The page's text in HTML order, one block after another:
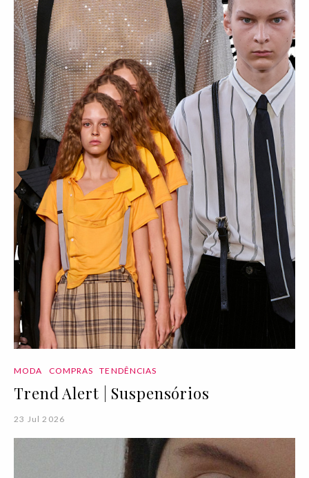
MODA COMPRAS TENDÊNCIAS
Trend Alert | Suspensórios
23 Jul 2026